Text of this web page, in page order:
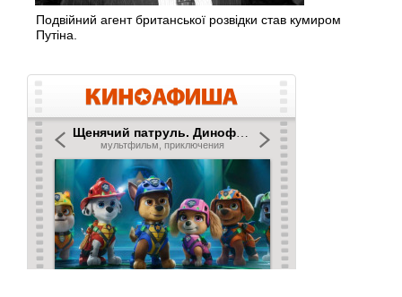
Подвійний агент британської розвідки став кумиром
Путіна.